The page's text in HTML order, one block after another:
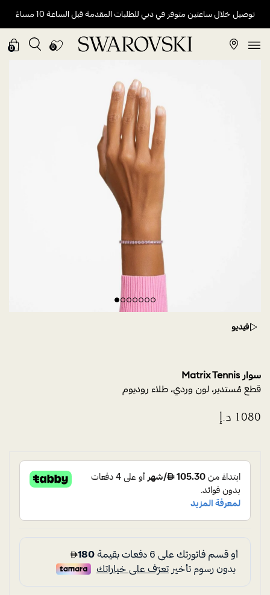
توصيل خلال ساعتين متوفر في دبي للطلبات المقدمة قبل الساعة 10 مساءً
0
0
فيديو
سوار Matrix Tennis
قطع مُستدير، لون وردي، طلاء روديوم